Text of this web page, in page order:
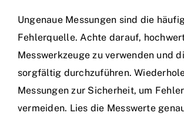
Ungenaue Messungen sind die
Fehlerquelle. Achte darauf,
Messwerkzeuge zu verwenden und
sorgfältig durchzuführen.
Messungen zur Sicherheit, um
vermeiden. Lies die Messwerte